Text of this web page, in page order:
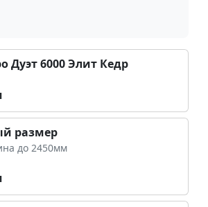
Дуэт 6000 Элит Кедр
размер
до 2450мм